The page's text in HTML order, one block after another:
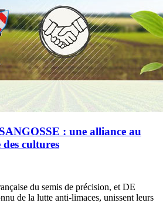
: une alliance au
des cultures
du semis de précision, et DE
de la lutte anti-limaces, unissent leurs